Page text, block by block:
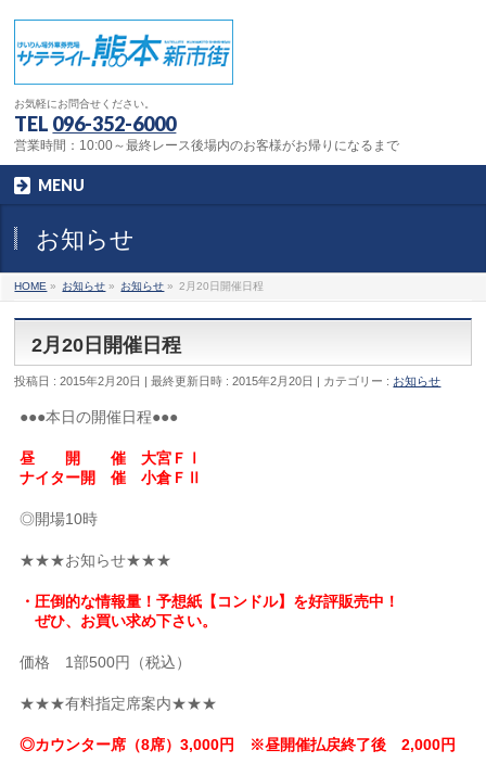
お気軽にお問合せください。
TEL 096-352-6000
営業時間：10:00～最終レース後場内のお客様がお帰りになるまで
MENU
お知らせ
HOME » お知らせ » お知らせ » 2月20日開催日程
2月20日開催日程
投稿日 : 2015年2月20日 最終更新日時 : 2015年2月20日 カテゴリー : お知らせ
●●●本日の開催日程●●●
昼 開 催 大宮ＦⅠ
ナイター開 催 小倉ＦⅡ
◎開場10時
★★★お知らせ★★★
・圧倒的な情報量！予想紙【コンドル】を好評販売中！
ぜひ、お買い求め下さい。
価格 1部500円（税込）
★★★有料指定席案内★★★
◎カウンター席（8席）3,000円 ※昼開催払戻終了後 2,000円